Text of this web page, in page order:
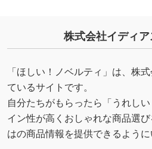
・デザインにQRコードを
URLをご指定いただければ
いたします。配置のご相談
→詳しく見る
株式会社イディ
「ほしい！ノベルティ」は、株
ているサイトです。
自分たちがもらったら「うれし
イン性が高くおしゃれな商品選
はの商品情報を提供できるように